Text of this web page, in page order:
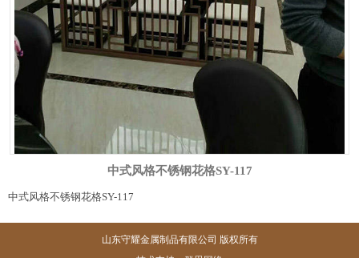
中式风格不锈钢花格SY-117
中式风格不锈钢花格SY-117
山东守耀金属制品有限公司 版权所有